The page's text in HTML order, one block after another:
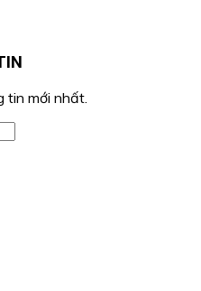
tin mới nhất.